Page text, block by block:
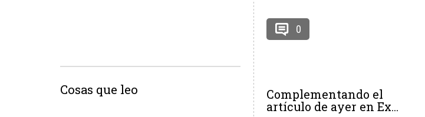
0
Complementando el
artículo de ayer en Ex...
Cosas que leo